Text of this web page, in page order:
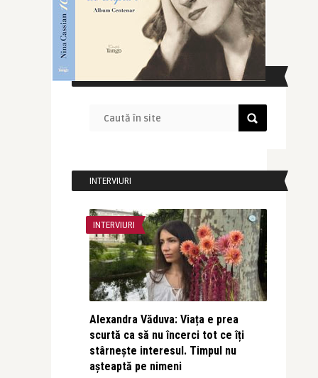
CAUTĂ ÎN SITE
INTERVIURI
INTERVIURI
Alexandra Văduva: Viața e prea
scurtă ca să nu încerci tot ce îți
stârnește interesul. Timpul nu
așteaptă pe nimeni